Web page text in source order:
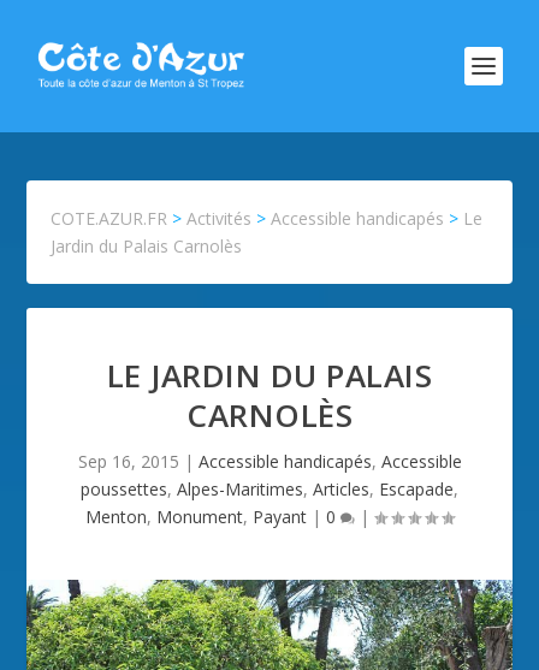
COTE.AZUR.FR >Activités >Accessible handicapés > Le
Jardin du Palais Carnolès
LE JARDIN DU PALAIS
CARNOLÈS
Sep 16, 2015 | Accessible handicapés, Accessible
poussettes, Alpes-Maritimes, Articles, Escapade,
Menton, Monument, Payant | 0 |